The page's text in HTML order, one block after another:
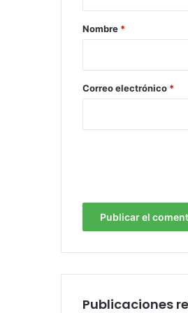
r
*
Nombre *
Correo electrónico *
Publicaciones